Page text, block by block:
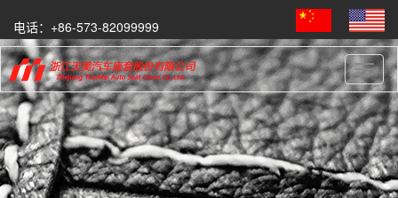
电话：+86-573-82099999